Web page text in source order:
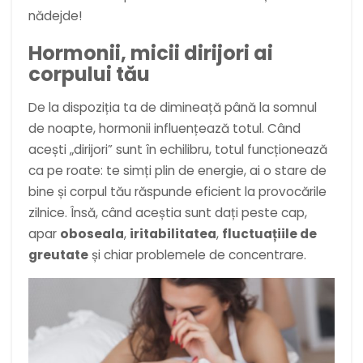
nădejde!
Hormonii, micii dirijori ai
corpului tău
De la dispoziția ta de dimineață până la somnul
de noapte, hormonii influențează totul. Când
acești „dirijori” sunt în echilibru, totul funcționează
ca pe roate: te simți plin de energie, ai o stare de
bine și corpul tău răspunde eficient la provocările
zilnice. Însă, când aceștia sunt dați peste cap,
apar oboseala, iritabilitatea, fluctuațiile de
greutate și chiar problemele de concentrare.